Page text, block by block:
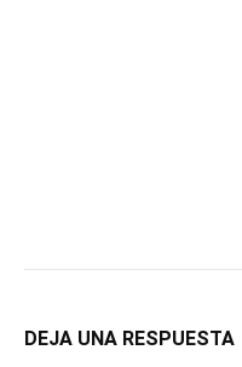
DEJA UNA RESPUESTA